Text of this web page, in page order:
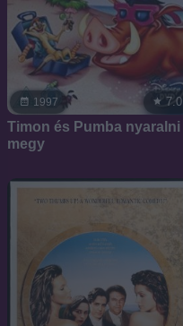
1997 7.0
Timon és Pumba nyaralni
megy